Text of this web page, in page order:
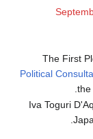
The First
Political
the
.
Iva Toguri